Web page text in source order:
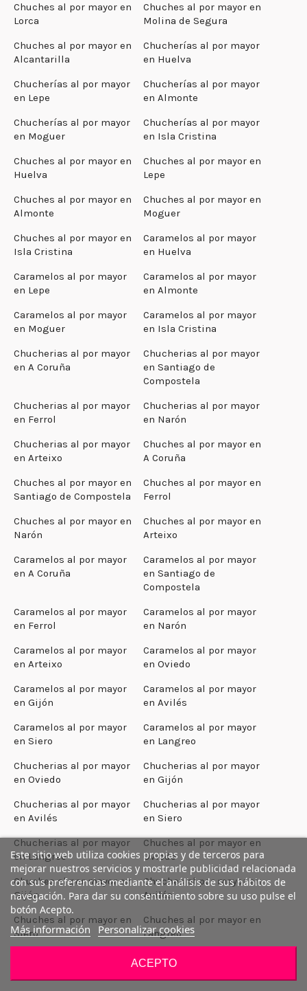
Chuches al por mayor en
Lorca
Chuches al por mayor en
Molina de Segura
Chuches al por mayor en
Alcantarilla
Chucherías al por mayor
en Huelva
Chucherías al por mayor
en Lepe
Chucherías al por mayor
en Almonte
Chucherías al por mayor
en Moguer
Chucherías al por mayor
en Isla Cristina
Chuches al por mayor en
Huelva
Chuches al por mayor en
Lepe
Chuches al por mayor en
Almonte
Chuches al por mayor en
Moguer
Chuches al por mayor en
Isla Cristina
Caramelos al por mayor
en Huelva
Caramelos al por mayor
en Lepe
Caramelos al por mayor
en Almonte
Caramelos al por mayor
en Moguer
Caramelos al por mayor
en Isla Cristina
Chucherias al por mayor
en A Coruña
Chucherias al por mayor
en Santiago de
Compostela
Chucherias al por mayor
en Ferrol
Chucherias al por mayor
en Narón
Chucherias al por mayor
en Arteixo
Chuches al por mayor en
A Coruña
Chuches al por mayor en
Santiago de Compostela
Chuches al por mayor en
Ferrol
Chuches al por mayor en
Narón
Chuches al por mayor en
Arteixo
Caramelos al por mayor
en A Coruña
Caramelos al por mayor
en Santiago de
Compostela
Caramelos al por mayor
en Ferrol
Caramelos al por mayor
en Narón
Caramelos al por mayor
en Arteixo
Caramelos al por mayor
en Oviedo
Caramelos al por mayor
en Gijón
Caramelos al por mayor
en Avilés
Caramelos al por mayor
en Siero
Caramelos al por mayor
en Langreo
Chucherias al por mayor
en Oviedo
Chucherias al por mayor
en Gijón
Chucherias al por mayor
en Avilés
Chucherias al por mayor
en Siero
Chucherias al por mayor
en Langreo
Chuches al por mayor en
Oviedo
Chuches al por mayor en
Gijón
Chuches al por mayor en
Avilés
Chuches al por mayor en
Siero
Chuches al por mayor en
Langreo
Chuches al por mayor en
Este sitio web utiliza cookies propias y de terceros para
mejorar nuestros servicios y mostrarle publicidad relacionada
con sus preferencias mediante el análisis de sus hábitos de
navegación. Para dar su consentimiento sobre su uso pulse el
botón Acepto.
Más información Personalizar cookies
ACEPTO